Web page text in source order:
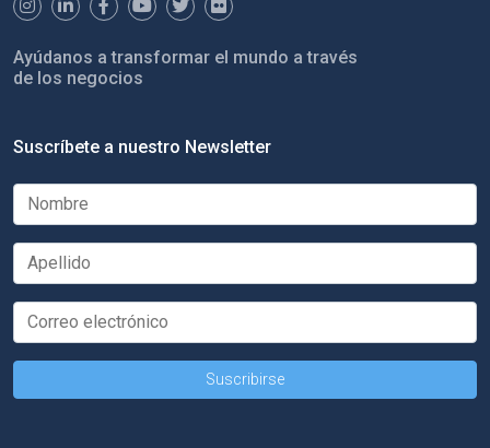
Ayúdanos a transformar el mundo a través
de los negocios
Suscríbete a nuestro Newsletter